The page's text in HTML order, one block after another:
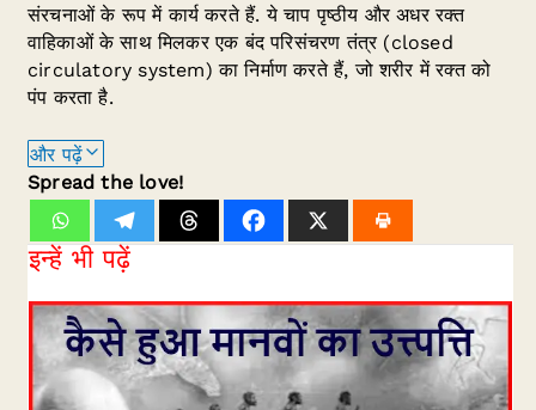
संरचनाओं के रूप में कार्य करते हैं. ये चाप पृष्ठीय और अधर रक्त
वाहिकाओं के साथ मिलकर एक बंद परिसंचरण तंत्र (closed
circulatory system) का निर्माण करते हैं, जो शरीर में रक्त को
पंप करता है.
और पढ़ें
Spread the love!
इन्हें भी पढ़ें